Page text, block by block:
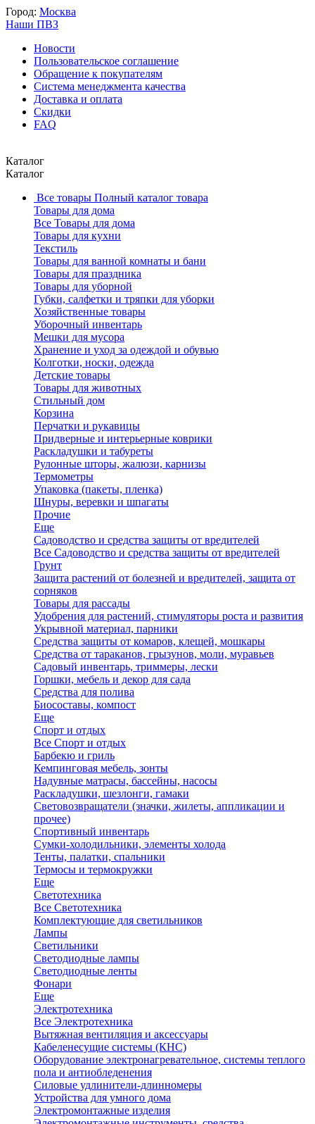
Город: Москва
Наши ПВЗ
Новости
Пользовательское соглашение
Обращение к покупателям
Система менеджмента качества
Доставка и оплата
Скидки
FAQ
Каталог
Каталог
Все товары Полный каталог товара
Товары для дома
Все Товары для дома
Товары для кухни
Текстиль
Товары для ванной комнаты и бани
Товары для праздника
Товары для уборной
Губки, салфетки и тряпки для уборки
Хозяйственные товары
Уборочный инвентарь
Мешки для мусора
Хранение и уход за одеждой и обувью
Колготки, носки, одежда
Детские товары
Товары для животных
Стильный дом
Корзина
Перчатки и рукавицы
Придверные и интерьерные коврики
Раскладушки и табуреты
Рулонные шторы, жалюзи, карнизы
Термометры
Упаковка (пакеты, пленка)
Шнуры, веревки и шпагаты
Прочие
Еще
Садоводство и средства защиты от вредителей
Все Садоводство и средства защиты от вредителей
Грунт
Защита растений от болезней и вредителей, защита от
сорняков
Товары для рассады
Удобрения для растений, стимуляторы роста и развития
Укрывной материал, парники
Средства защиты от комаров, клещей, мошкары
Средства от тараканов, грызунов, моли, муравьев
Садовый инвентарь, триммеры, лески
Горшки, мебель и декор для сада
Средства для полива
Биосоставы, компост
Еще
Спорт и отдых
Все Спорт и отдых
Барбекю и гриль
Кемпинговая мебель, зонты
Надувные матрасы, бассейны, насосы
Раскладушки, шезлонги, гамаки
Световозвращатели (значки, жилеты, аппликации и
прочее)
Спортивный инвентарь
Сумки-холодильники, элементы холода
Тенты, палатки, спальники
Термосы и термокружки
Еще
Светотехника
Все Светотехника
Комплектующие для светильников
Лампы
Светильники
Светодиодные лампы
Светодиодные ленты
Фонари
Еще
Электротехника
Все Электротехника
Вытяжная вентиляция и аксессуары
Кабеленесущие системы (КНС)
Оборудование электронагревательное, системы теплого
пола и антиобледенения
Силовые удлинители-длинномеры
Устройства для умного дома
Электромонтажные изделия